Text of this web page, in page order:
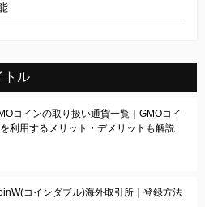
トル
コインの取り扱い通貨一覧｜GMOコイ
利用するメリット・デメリットも解説
コインダブル)海外取引所｜登録方法